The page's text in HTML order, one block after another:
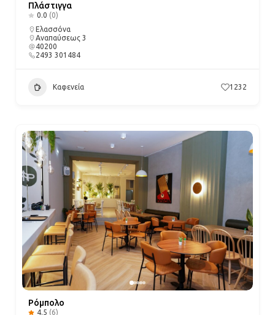
Πλάστιγγα
0.0 (0)
Ελασσόνα
Αναπαύσεως 3
40200
2493 301484
Καφενεία 1232
Ρόμπολο
4.5 (6)